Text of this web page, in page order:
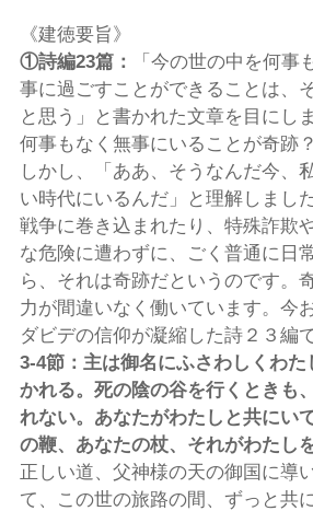
《建徳要旨》
①詩編23篇：
「今の世の中を何事
事に過ごすことができることは、
と思う」と書かれた文章を目にし
何事もなく無事にいることが奇跡
しかし、「ああ、そうなんだ今、
い時代にいるんだ」と理解しまし
戦争に巻き込まれたり、特殊詐欺
な危険に遭わずに、ごく普通に日
ら、それは奇跡だというのです。
力が間違いなく働いています。今
ダビデの信仰が凝縮した詩２３編で
3-4節：主は御名にふさわしくわ
かれる。死の陰の谷を行くときも
れない。あなたがわたしと共にい
の鞭、あなたの杖、それがわたし
正しい道、父神様の天の御国に導
て、この世の旅路の間、ずっと共